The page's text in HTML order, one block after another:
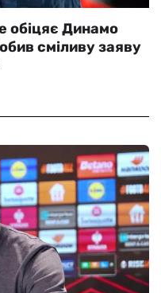
обіцяє Динамо
сміливу заяву